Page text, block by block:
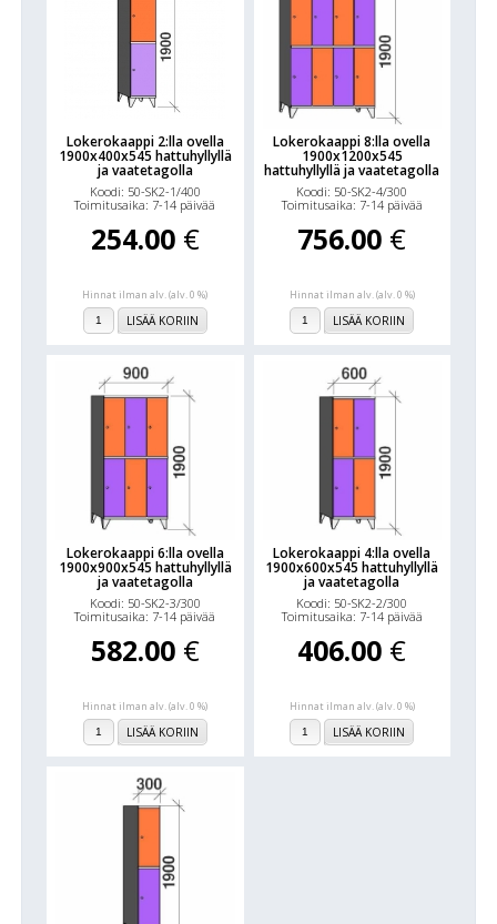
Lokerokaappi 2:lla ovella
1900x400x545 hattuhyllyllä
ja vaatetagolla
Koodi: 50-SK2-1/400
Toimitusaika: 7-14 päivää
254.00 €
Hinnat ilman alv. (alv. 0 %)
LISÄÄ KORIIN
Lokerokaappi 8:lla ovella
1900x1200x545
hattuhyllyllä ja vaatetagolla
Koodi: 50-SK2-4/300
Toimitusaika: 7-14 päivää
756.00 €
Hinnat ilman alv. (alv. 0 %)
LISÄÄ KORIIN
Lokerokaappi 6:lla ovella
1900x900x545 hattuhyllyllä
ja vaatetagolla
Koodi: 50-SK2-3/300
Toimitusaika: 7-14 päivää
582.00 €
Hinnat ilman alv. (alv. 0 %)
LISÄÄ KORIIN
Lokerokaappi 4:lla ovella
1900x600x545 hattuhyllyllä
ja vaatetagolla
Koodi: 50-SK2-2/300
Toimitusaika: 7-14 päivää
406.00 €
Hinnat ilman alv. (alv. 0 %)
LISÄÄ KORIIN